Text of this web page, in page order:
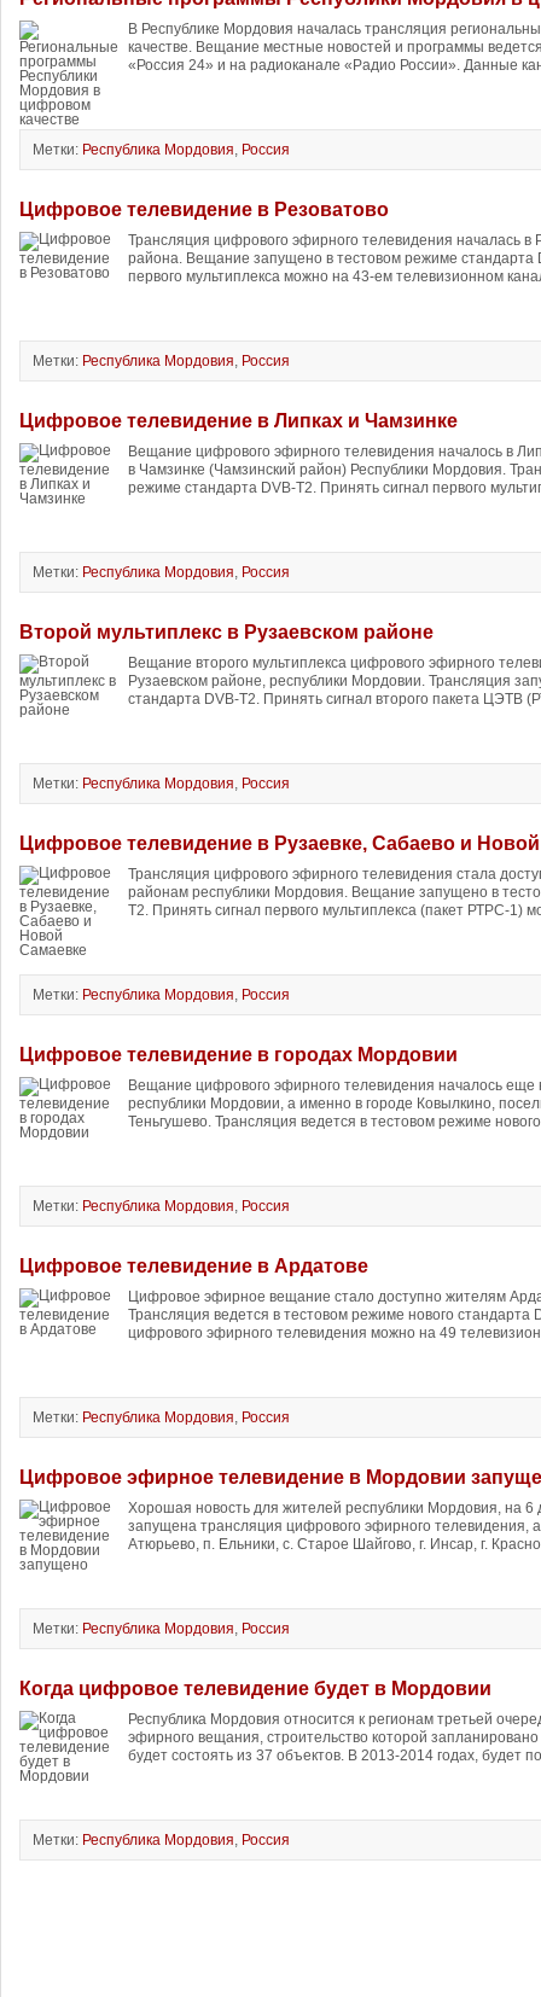
В Республике Мордовия началась трансляция
качестве. Вещание местные новостей и программы
«Россия 24» и на радиоканале «Радио России». Данные
Метки: Республика Мордовия, Россия
Цифровое телевидение в Резоватово
Трансляция цифрового эфирного телевидения началась в
района. Вещание запущено в тестовом режиме стандарта
первого мультиплекса можно на 43-ем телевизионном
Метки: Республика Мордовия, Россия
Цифровое телевидение в Липках и Чамзинке
Вещание цифрового эфирного телевидения началось в
в Чамзинке (Чамзинский район) Республики Мордовия.
режиме стандарта DVB-T2. Принять сигнал первого
Метки: Республика Мордовия, Россия
Второй мультиплекс в Рузаевском районе
Вещание второго мультиплекса цифрового эфирного
Рузаевском районе, республики Мордовии. Трансляция
стандарта DVB-T2. Принять сигнал второго пакета ЦЭТВ
Метки: Республика Мордовия, Россия
Цифровое телевидение в Рузаевке, Сабаево и
Трансляция цифрового эфирного телевидения стала
районам республики Мордовия. Вещание запущено в
T2. Принять сигнал первого мультиплекса (пакет РТРС-1)
Метки: Республика Мордовия, Россия
Цифровое телевидение в городах Мордовии
Вещание цифрового эфирного телевидения началось еще
республики Мордовии, а именно в городе Ковылкино,
Теньгушево. Трансляция ведется в тестовом режиме
Метки: Республика Мордовия, Россия
Цифровое телевидение в Ардатове
Цифровое эфирное вещание стало доступно жителям
Трансляция ведется в тестовом режиме нового стандарта
цифрового эфирного телевидения можно на 49
Метки: Республика Мордовия, Россия
Цифровое эфирное телевидение в Мордовии
Хорошая новость для жителей республики Мордовия, на
запущена трансляция цифрового эфирного телевидения,
Атюрьево, п. Ельники, с. Старое Шайгово, г. Инсар, г.
Метки: Республика Мордовия, Россия
Когда цифровое телевидение будет в Мордовии
Республика Мордовия относится к регионам третьей
эфирного вещания, строительство которой
будет состоять из 37 объектов. В 2013-2014 годах, будет
Метки: Республика Мордовия, Россия